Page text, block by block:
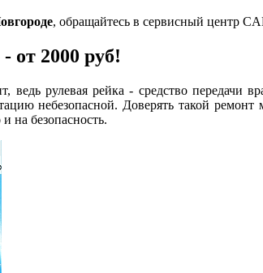
, обращайтесь в сервисный центр
от 2000 руб!
рулевая рейка - средство передачи
небезопасной. Доверять такой
на безопасность.